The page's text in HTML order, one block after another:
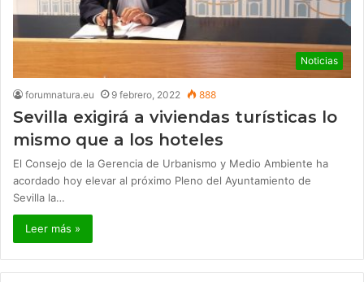
Noticias
forumnatura.eu 9 febrero, 2022 888
Sevilla exigirá a viviendas turísticas lo
mismo que a los hoteles
El Consejo de la Gerencia de Urbanismo y Medio Ambiente ha
acordado hoy elevar al próximo Pleno del Ayuntamiento de
Sevilla la…
Leer más »